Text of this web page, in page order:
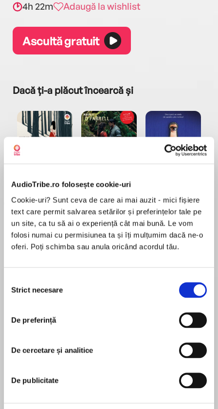
AudioTribe.ro folosește cookie-uri
Cookie-uri? Sunt ceva de care ai mai auzit - mici fișiere
text care permit salvarea setărilor și preferințelor tale pe
un site, ca tu să ai o experiență cât mai bună. Le vom
folosi numai cu permisiunea ta și îți mulțumim dacă ne-o
oferi. Poți schimba sau anula oricând acordul tău.
consimțământului
Strict necesare
De preferință
De cercetare și analitice
De publicitate
4h 22m Adaugă la wishlist
Ascultă gratuit
Dacă ți-a plăcut încearcă și
Haruki Murakami Maggie O'Farrell
Desprecarte
A living pop culture legend and one of American
film and television's most enduring stars,
the role of James T. Kirk, captain of the starship
Enterprise. Star Trek Memories is Shatner's